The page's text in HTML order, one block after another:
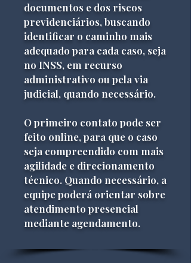
documentos e dos riscos
previdenciários, buscando
identificar o caminho mais
adequado para cada caso, seja
no INSS, em recurso
administrativo ou pela via
judicial, quando necessário.
O primeiro contato pode ser
feito online, para que o caso
seja compreendido com mais
agilidade e direcionamento
técnico. Quando necessário, a
equipe poderá orientar sobre
atendimento presencial
mediante agendamento.